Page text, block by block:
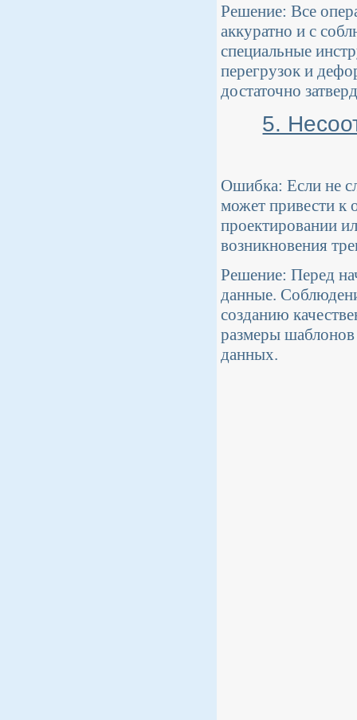
Решение: Все
аккуратно и с
специальные
перегрузок и
достаточно
5.
Ошибка: Если не
может привести к
проектировании
возникновения
Решение: Перед
данные.
созданию
размеры шаблонов
данных.